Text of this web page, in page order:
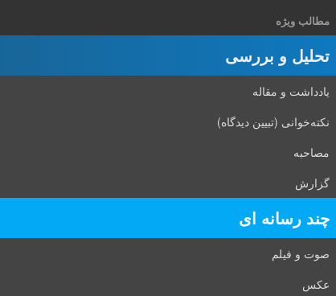
مطالب ویژه
تحلیل و بررسی
یادداشت و مقاله
نکته‌خوانی (تبیین دیدگاه)
مصاحبه
گزارش
چند رسانه ای
صوت و فیلم
عکس